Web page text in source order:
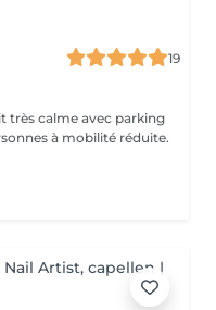
19
très calme avec parking
à mobilité réduite.